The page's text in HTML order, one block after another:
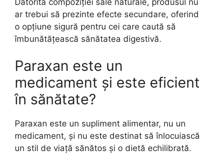
ar trebui să prezinte efecte secundare, oferind
o opțiune sigură pentru cei care caută să
îmbunătățească sănătatea digestivă.
Paraxan este un
medicament și este eficient
în sănătate?
Paraxan este un supliment alimentar, nu un
medicament, și nu este destinat să înlocuiască
un stil de viață sănătos și o dietă echilibrată.